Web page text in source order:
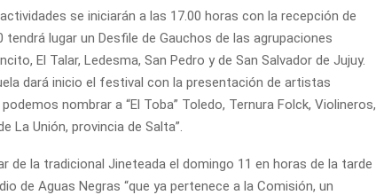
se iniciarán a las 17.00 horas con la recepción de
lugar un Desfile de Gauchos de las agrupaciones
El Talar, Ledesma, San Pedro y de San Salvador de Jujuy.
dará inicio el festival con la presentación de artistas
nombrar a “El Toba” Toledo, Ternura Folck, Violineros,
La Unión, provincia de Salta”.
de la tradicional Jineteada el domingo 11 en horas de la tarde
de Aguas Negras “que ya pertenece a la Comisión, un